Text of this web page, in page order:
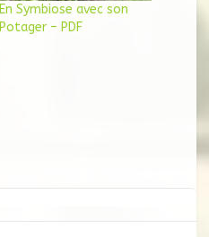
En Symbiose avec son
Potager – PDF